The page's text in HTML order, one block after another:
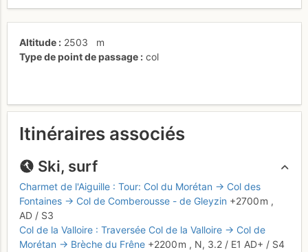
Altitude 2503
m
Type de point de passage
col
Itinéraires associés
Ski, surf
Charmet de l'Aiguille : Tour: Col du Morétan → Col des
Fontaines → Col de Comberousse - de Gleyzin +2700 m ,
AD / S3
Col de la Valloire : Traversée Col de la Valloire → Col de
Morétan → Brèche du Frêne +2200 m , N, 3.2 / E1 AD+ / S4